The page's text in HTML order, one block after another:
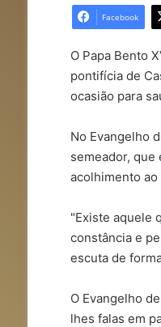
Facebook
O Papa Bento
pontifícia de
ocasião para
No Evangelho
semeador, que
acolhimento
"Existe aquele
constância e
escuta de
O Evangelho
lhes falas em